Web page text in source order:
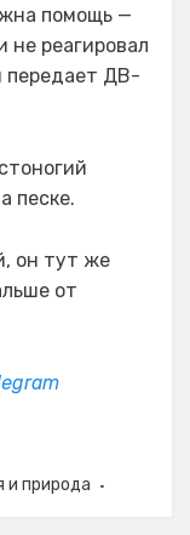
помощь —
не реагировал
передает ДВ-
песке.
он тут же
от
и природа